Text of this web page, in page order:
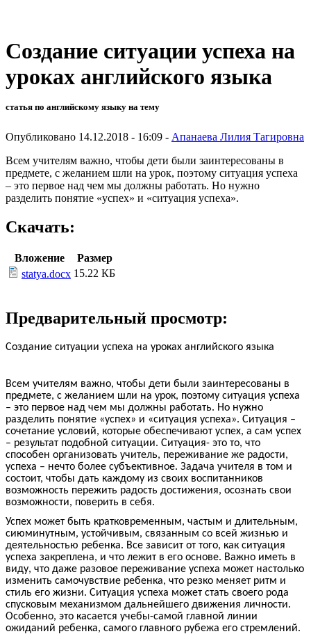
Создание ситуации успеха на
уроках английского языка
статья по английскому языку на тему
Опубликовано 14.12.2018 - 16:09 - Апанаева Лилия Тагировна
Всем учителям важно, чтобы дети были заинтересованы в
предмете, с желанием шли на урок, поэтому ситуация успеха
– это первое над чем мы должны работать. Но нужно
разделить понятие «успех» и «ситуация успеха».
Скачать:
Вложение
Размер
statya.docx 15.22 КБ
Предварительный просмотр:
Создание ситуации успеха на уроках английского языка
Всем учителям важно, чтобы дети были заинтересованы в
предмете, с желанием шли на урок, поэтому ситуация успеха
– это первое над чем мы должны работать. Но нужно
разделить понятие «успех» и «ситуация успеха». Ситуация –
сочетание условий, которые обеспечивают успех, а сам успех
– результат подобной ситуации. Ситуация- это то, что
способен организовать учитель, переживание же радости,
успеха – нечто более субъективное. Задача учителя в том и
состоит, чтобы дать каждому из своих воспитанников
возможность пережить радость достижения, осознать свои
возможности, поверить в себя.
Успех может быть кратковременным, частым и длительным,
сиюминутным, устойчивым, связанным со всей жизнью и
деятельностью ребенка. Все зависит от того, как ситуация
успеха закреплена, и что лежит в его основе. Важно иметь в
виду, что даже разовое переживание успеха может настолько
изменить самочувствие ребенка, что резко меняет ритм и
стиль его жизни. Ситуация успеха может стать своего рода
спусковым механизмом дальнейшего движения личности.
Особенно, это касается учебы-самой главной линии
ожиданий ребенка, самого главного рубежа его стремлений.